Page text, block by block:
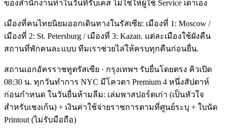
ของสำนักงานทำในวันที่รับเคส ไม่ใช่ให้ผู้ใช้ Service เดาเอง
เมืองที่คนไทยนิยมออกเดินทางในรัสเซีย: เมืองที่ 1: Moscow /
เมืองที่ 2: St. Petersburg / เมืองที่ 3: Kazan. แต่ละเมืองใช้ผังคืน
สถานที่พักคนละแบบ ทีมเราช่วยไล่ให้ครบทุกคืนก่อนยื่น.
สถานเอกอัครราชทูตรัสเซีย · กรุงเทพฯ รับยื่นโดยตรง คิวเปิด
08:30 น. ทุกวันทำการ NYC มีโควตา Premium 4 หนึ่งสัปดาห์
ก่อนกำหนด ในวันยื่นห้ามลืม: เล่มพาสปอร์ตเก่า (เป็นหัวใจ
สำหรับเชงเก้น) + เงินค่าใช้จ่ายราชการตามที่ศูนย์ระบุ + ใบนัด
Printout (ไม่รับมือถือ)